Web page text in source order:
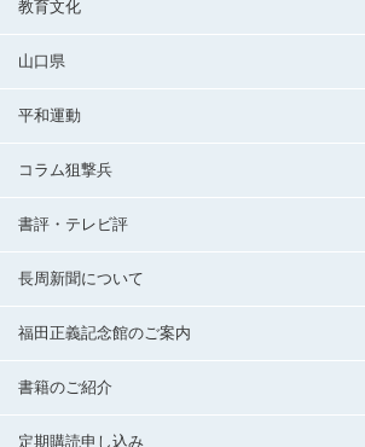
教育文化
山口県
平和運動
コラム狙撃兵
書評・テレビ評
長周新聞について
福田正義記念館のご案内
書籍のご紹介
定期購読申し込み